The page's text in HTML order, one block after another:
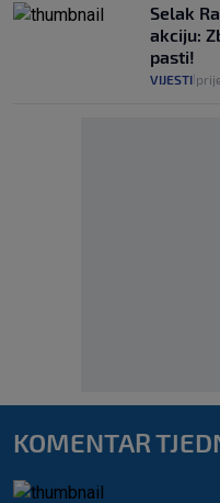
Selak
akciju:
pasti!
VIJESTI
KOMENTAR